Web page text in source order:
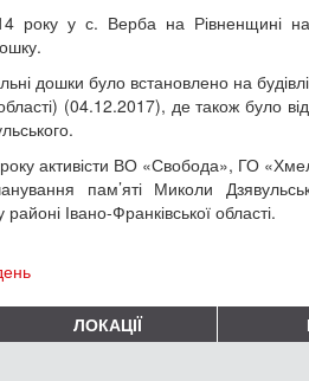
року у с. Верба на Рівненщині
дошки було встановлено на
(04.12.2017), де також було
активісти ВО «Свобода», ГО
пам’яті Миколи
Івано-Франківської області.
ЛОКАЦІЇ